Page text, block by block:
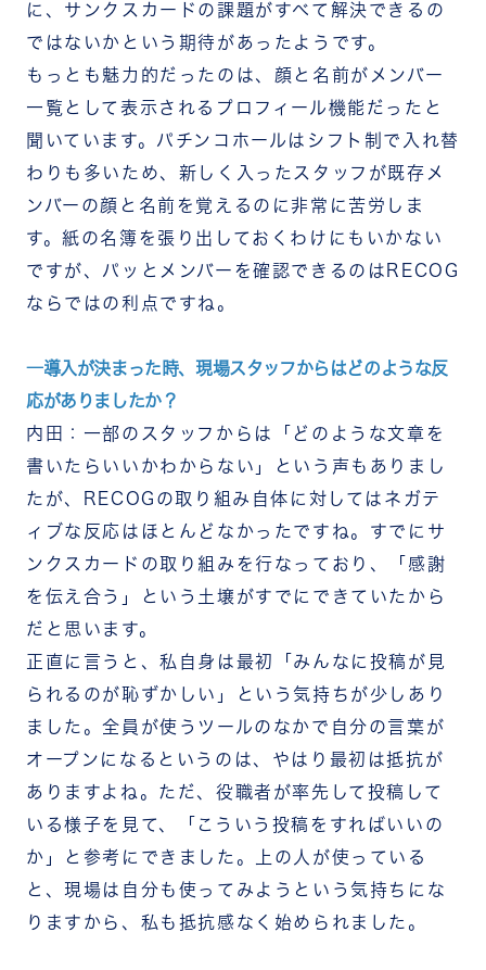
に、サンクスカードの課題がすべて解決できるの
ではないかという期待があったようです。
もっとも魅力的だったのは、顔と名前がメンバー
一覧として表示されるプロフィール機能だったと
聞いています。パチンコホールはシフト制で入れ替
わりも多いため、新しく入ったスタッフが既存メ
ンバーの顔と名前を覚えるのに非常に苦労しま
す。紙の名簿を張り出しておくわけにもいかない
ですが、パッとメンバーを確認できるのはRECOG
ならではの利点ですね。
―導入が決まった時、現場スタッフからはどのような反
応がありましたか？
内田：一部のスタッフからは「どのような文章を
書いたらいいかわからない」という声もありまし
たが、RECOGの取り組み自体に対してはネガテ
ィブな反応はほとんどなかったですね。すでにサ
ンクスカードの取り組みを行なっており、「感謝
を伝え合う」という土壌がすでにできていたから
だと思います。
正直に言うと、私自身は最初「みんなに投稿が見
られるのが恥ずかしい」という気持ちが少しあり
ました。全員が使うツールのなかで自分の言葉が
オープンになるというのは、やはり最初は抵抗が
ありますよね。ただ、役職者が率先して投稿して
いる様子を見て、「こういう投稿をすればいいの
か」と参考にできました。上の人が使っている
と、現場は自分も使ってみようという気持ちにな
りますから、私も抵抗感なく始められました。